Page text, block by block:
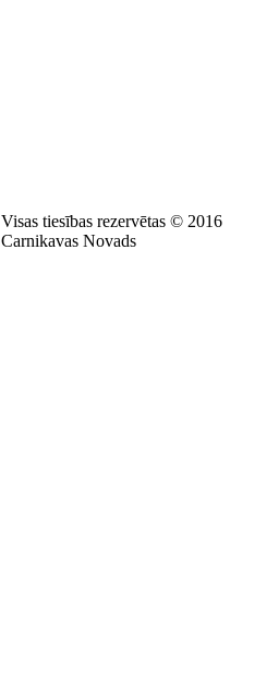
Visas tiesības rezervētas © 2016
Carnikavas Novads